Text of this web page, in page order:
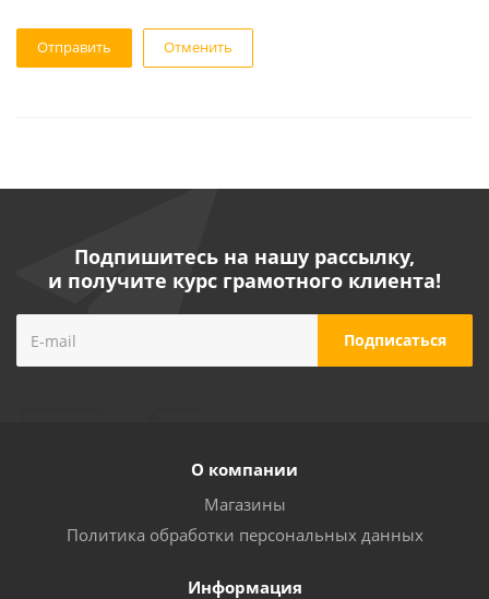
Отменить
Подпишитесь на нашу рассылку,
и получите курс грамотного клиента!
О компании
Магазины
Политика обработки персональных данных
Информация